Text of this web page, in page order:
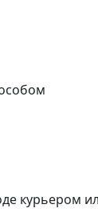
курьером